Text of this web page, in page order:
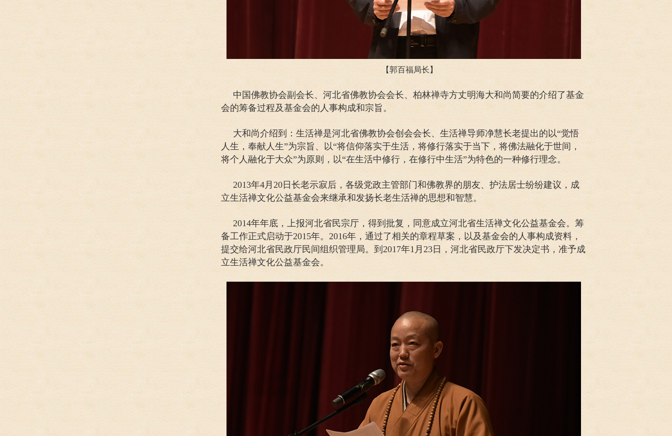
【郭百福局长】
中国佛教协会副会长、河北省佛教协会会长、柏林禅寺方丈明海大和尚简要的介绍了基金
会的筹备过程及基金会的人事构成和宗旨。
大和尚介绍到：生活禅是河北省佛教协会创会会长、生活禅导师净慧长老提出的以“觉悟
人生，奉献人生”为宗旨、以“将信仰落实于生活，将修行落实于当下，将佛法融化于世间，
将个人融化于大众”为原则，以“在生活中修行，在修行中生活”为特色的一种修行理念。
2013年4月20日长老示寂后，各级党政主管部门和佛教界的朋友、护法居士纷纷建议，成
立生活禅文化公益基金会来继承和发扬长老生活禅的思想和智慧。
2014年年底，上报河北省民宗厅，得到批复，同意成立河北省生活禅文化公益基金会。筹
备工作正式启动于2015年。2016年，通过了相关的章程草案，以及基金会的人事构成资料，
提交给河北省民政厅民间组织管理局。到2017年1月23日，河北省民政厅下发决定书，准予成
立生活禅文化公益基金会。